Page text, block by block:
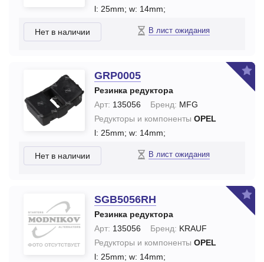
l: 25mm; w: 14mm;
Нет в наличии В лист ожидания
GRP0005
Резинка редуктора
Арт: 135056 Бренд: MFG
Редукторы и компоненты OPEL
l: 25mm; w: 14mm;
Нет в наличии В лист ожидания
SGB5056RH
Резинка редуктора
Арт: 135056 Бренд: KRAUF
Редукторы и компоненты OPEL
l: 25mm; w: 14mm;